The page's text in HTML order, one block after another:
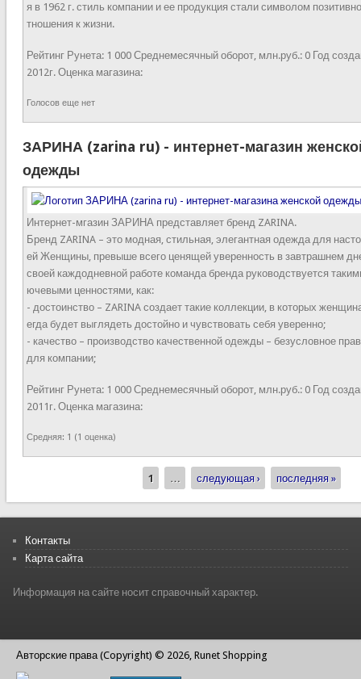
я в 1962 г. стиль компании и ее продукция стали символом
тношения к жизни.
Рейтинг Рунета: 1 000 Среднемесячный оборот, млн.руб.: 0 Год
2012г. Оценка магазина:
Голосов еще нет
ЗАРИНА (zarina ru) - интернет-магазин
одежды
Интернет-мгазин ЗАРИНА представляет бренд ZARINA.
Бренд ZARINA – это модная, стильная, элегантная одежда для
ей Женщины, превыше всего ценящей уверенность в завтрашнем
своей каждодневной работе команда бренда руководствуется
ючевыми ценностями, как:
- достоинство – ZARINA создает такие коллекции, в которых
егда будет выглядеть достойно и чувствовать себя уверенно;
- качество – производство качественной одежды – безусловное
для компании;
Рейтинг Рунета: 1 000 Среднемесячный оборот, млн.руб.: 0 Год
2011г. Оценка магазина:
Средняя: 1 (1 оценка)
1 … следующая › последняя »
Контакты
Карта сайта
Информация на сайте носит справочный характер.
Авторские права (Copyright) © 2026, Runet Shopping